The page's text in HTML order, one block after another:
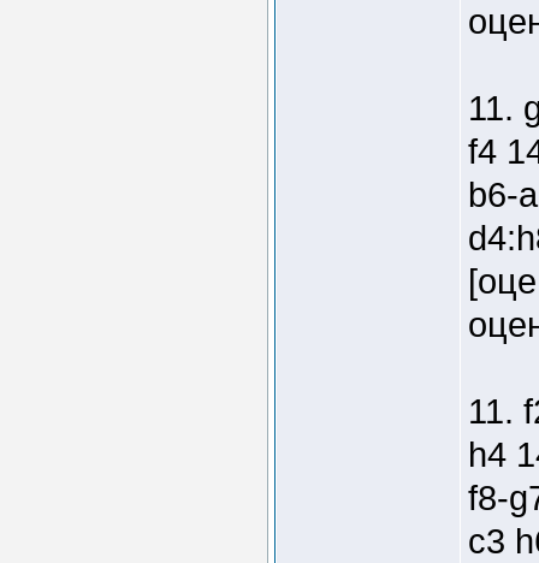
11.
f4
b6-
11.
h4
f8-
c3